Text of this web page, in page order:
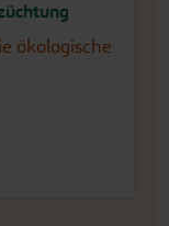
ökologische